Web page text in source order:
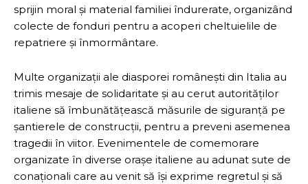
sprijin moral și material familiei îndurerate, organizând
colecte de fonduri pentru a acoperi cheltuielile de
repatriere și înmormântare.
Multe organizații ale diasporei românești din Italia au
trimis mesaje de solidaritate și au cerut autorităților
italiene să îmbunătățească măsurile de siguranță pe
șantierele de construcții, pentru a preveni asemenea
tragedii în viitor. Evenimentele de comemorare
organizate în diverse orașe italiene au adunat sute de
conaționali care au venit să își exprime regretul și să